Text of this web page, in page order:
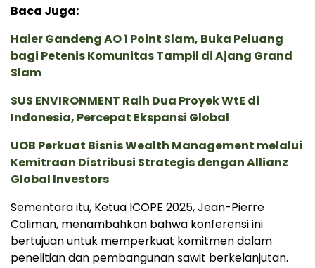
Baca Juga:
Haier Gandeng AO 1 Point Slam, Buka Peluang
bagi Petenis Komunitas Tampil di Ajang Grand
Slam
SUS ENVIRONMENT Raih Dua Proyek WtE di
Indonesia, Percepat Ekspansi Global
UOB Perkuat Bisnis Wealth Management melalui
Kemitraan Distribusi Strategis dengan Allianz
Global Investors
Sementara itu, Ketua ICOPE 2025, Jean-Pierre
Caliman, menambahkan bahwa konferensi ini
bertujuan untuk memperkuat komitmen dalam
penelitian dan pembangunan sawit berkelanjutan.